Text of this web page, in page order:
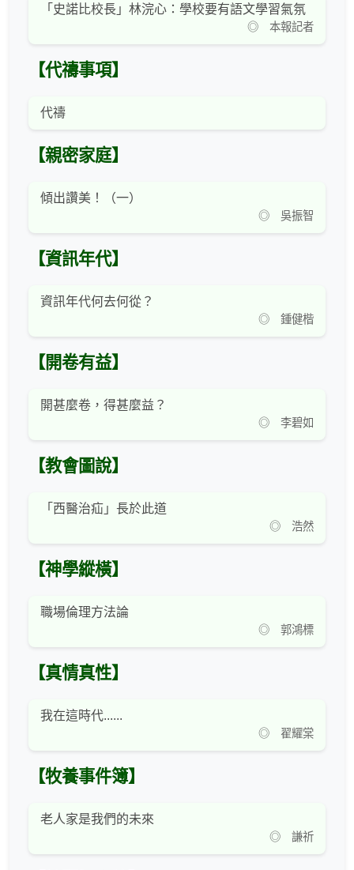
「史諾比校長」林浣心：學校要有語文學習氣氛
◎ 本報記者
【代禱事項】
代禱
【親密家庭】
傾出讚美！（一）
◎ 吳振智
【資訊年代】
資訊年代何去何從？
◎ 鍾健楷
【開卷有益】
開甚麼卷，得甚麼益？
◎ 李碧如
【教會圖說】
「西醫治疝」長於此道
◎ 浩然
【神學縱橫】
職場倫理方法論
◎ 郭鴻標
【真情真性】
我在這時代......
◎ 翟耀棠
【牧養事件簿】
老人家是我們的未來
◎ 謙祈